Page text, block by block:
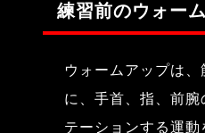
練習前のウォー
ウォームアップは
に、手首、指、前
テーションする運